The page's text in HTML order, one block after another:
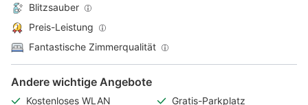
Blitzsauber
Preis-Leistung
Fantastische Zimmerqualität
Andere wichtige Angebote
Kostenloses WLAN
Gratis-Parkplatz